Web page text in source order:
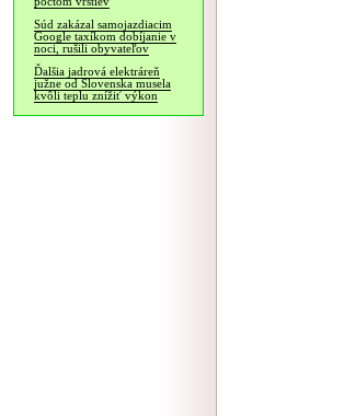
Súd zakázal samojazdiacim
Google taxíkom dobíjanie v
noci, rušili obyvateľov
Ďalšia jadrová elektráreň
južne od Slovenska musela
kvôli teplu znížiť výkon